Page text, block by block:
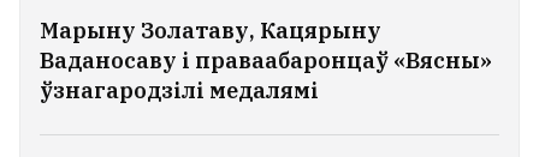
Марыну Золатаву, Кацярыну
Ваданосаву і праваабаронцаў «Вясны»
ўзнагародзілі медалямі
Мінскія ўлады паказалі, як
утылізуюць кінутыя машыны
ВІДЭА
1